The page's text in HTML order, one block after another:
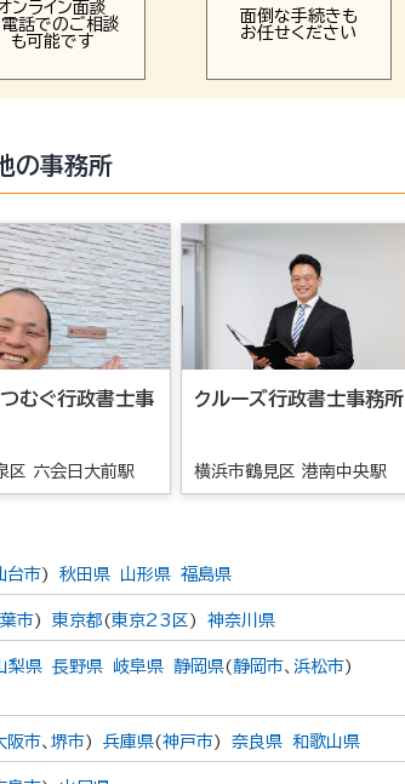
ンライン面談
話でのご相談
も可能です
面倒な手続きも
お任せください
の事務所
むぐ行政書士事
区 六会日大前駅
クルーズ行政書士事務所
横浜市鶴見区 港南中央駅
台市) 秋田県 山形県 福島県
市) 東京都(東京23区) 神奈川県
梨県 長野県 岐阜県 静岡県(静岡市、 浜松市)
阪市、 堺市) 兵庫県(神戸市) 奈良県 和歌山県